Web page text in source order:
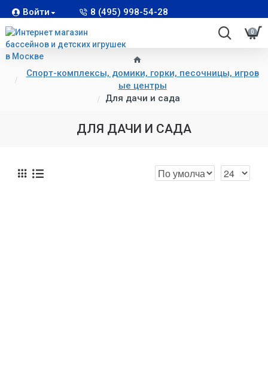
Войти 8 (495) 998-54-28
0
Спорт-комплексы, домики, горки, песочницы, игров
ые центры
Для дачи и сада
ДЛЯ ДАЧИ И САДА